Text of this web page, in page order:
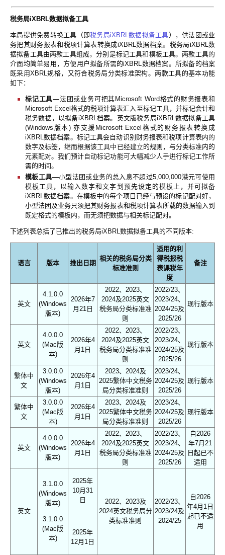
税务局iXBRL数据拟备工具
本局提供免费转换工具（即税务局iXBRL数据拟备工具），供法团或业
务把其财务报表和税项计算表转换成iXBRL数据档案。税务局iXBRL数
据拟备工具由两款工具组成，分别是标记工具和模板工具。两款工具的
介面均简单易用，方便用户拟备所需的iXBRL数据档案。所拟备的档案
既采用XBRL规格，又符合税务局分类标准架构。两款工具的基本功能
如下：
标记工具—法团或业务可把其Microsoft Word格式的财务报表和
Microsoft Excel格式的税项计算表汇入至标记工具，并标记会计和
税务数据，以拟备iXBRL档案。英文版税务局iXBRL数据拟备工具
(Windows版本) 亦支援Microsoft Excel格式的财务报表转换成
iXBRL数据档案。标记工具会自动识别财务报表和税项计算表内的
数字及标签，继而根据该工具中已经建立的规则，与分类标准内的
元素配对。我们预计自动标记功能可大幅减少人手进行标记工作所
需的时间。
模板工具—小型法团或业务的总入息不超过5,000,000港元可使用
模板工具，以输入数字和文字到预先设定的模板上，并可拟备
iXBRL数据档案。在模板中的每个项目已经与预设的标记配对好，
小型法团及业务只须把其财务报表和税项计算表所载的数据输入到
既定格式的模板内，而无须把数据与相关标记配对。
下述列表总括了已推出的税务局iXBRL数据拟备工具的不同版本:
语言 版本 推出日期
相关的税务局分类
标准准则
适用的利
得税报税
表课税年
度
备注
英文
4.1.0.0
(Windows
版本)
2026年7
月21日
2022、2023、
2024及2025英文
税务局分类标准准
则
2022/23、
2023/24、
2024/25及
2025/26
现行版本
英文
4.0.0.0
(Mac版
本)
2026年4
月1日
2022、2023、
2024及2025英文
税务局分类标准准
则
2022/23、
2023/24、
2024/25及
2025/26
现行版本
繁体中
文
3.0.0.0
(Windows
版本)
2026年4
月1日
2023、2024及
2025繁体中文税务
局分类标准准则
2023/24、
2024/25及
2025/26
现行版本
繁体中
文
3.0.0.0
(Mac版
本)
2026年4
月1日
2023、2024及
2025繁体中文税务
局分类标准准则
2023/24、
2024/25及
2025/26
现行版本
英文
4.0.0.0
(Windows
版本)
2026年4
月1日
2022、2023、
2024及2025英文
税务局分类标准准
则
2022/23、
2023/24、
2024/25及
2025/26
自2026
年7月21
日起已不
适用
英文
3.1.0.0
(Windows
版本)
3.1.0.0
(Mac版
本)
2025年
10月31
日
2025年
12月1日
2022、2023及
2024英文税务局分
类标准准则
2022/23、
2023/24及
2024/25
自2026
年4月1日
起已不适
用